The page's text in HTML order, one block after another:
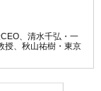
、 清水千弘・一
授、 秋山祐樹・東京